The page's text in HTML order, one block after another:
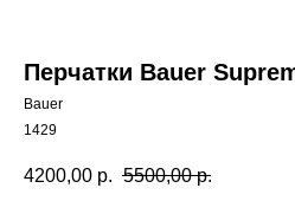
Перчатки Bauer
Bauer
1429
4200,00 р. 5500,00 р.